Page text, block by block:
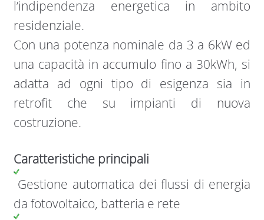
l’indipendenza energetica in ambito
residenziale.
Con una potenza nominale da 3 a 6kW ed
una capacità in accumulo fino a 30kWh, si
adatta ad ogni tipo di esigenza sia in
retrofit che su impianti di nuova
costruzione.
Caratteristiche principali
Gestione automatica dei flussi di energia
da fotovoltaico, batteria e rete